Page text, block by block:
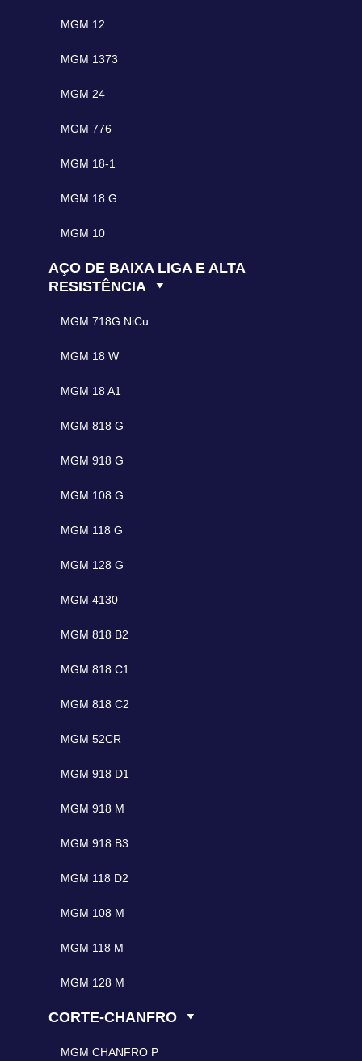
MGM 12
MGM 1373
MGM 24
MGM 776
MGM 18-1
MGM 18 G
MGM 10
AÇO DE BAIXA LIGA E ALTA
RESISTÊNCIA
MGM 718G NiCu
MGM 18 W
MGM 18 A1
MGM 818 G
MGM 918 G
MGM 108 G
MGM 118 G
MGM 128 G
MGM 4130
MGM 818 B2
MGM 818 C1
MGM 818 C2
MGM 52CR
MGM 918 D1
MGM 918 M
MGM 918 B3
MGM 118 D2
MGM 108 M
MGM 118 M
MGM 128 M
CORTE-CHANFRO
MGM CHANFRO P